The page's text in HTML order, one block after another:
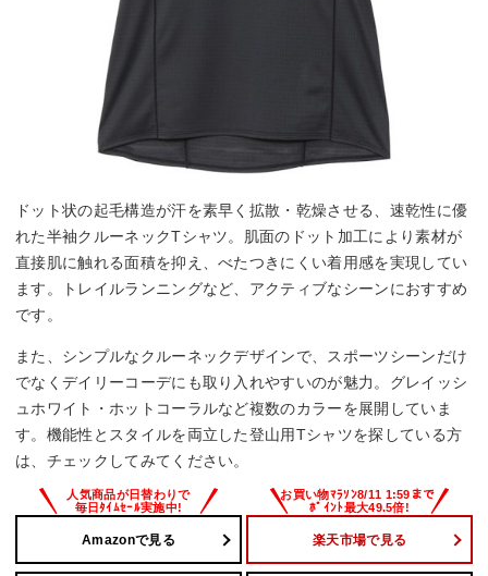
ドット状の起毛構造が汗を素早く拡散・乾燥させる、速乾性に優
れた半袖クルーネックTシャツ。肌面のドット加工により素材が
直接肌に触れる面積を抑え、べたつきにくい着用感を実現してい
ます。トレイルランニングなど、アクティブなシーンにおすすめ
です。
また、シンプルなクルーネックデザインで、スポーツシーンだけ
でなくデイリーコーデにも取り入れやすいのが魅力。グレイッシ
ュホワイト・ホットコーラルなど複数のカラーを展開していま
す。機能性とスタイルを両立した登山用Tシャツを探している方
は、チェックしてみてください。
Amazonで見る 楽天市場で見る